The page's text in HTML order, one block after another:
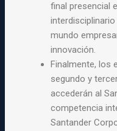
final presencial
mundo
innovación.
Finalmente, los
segundo y
accederán al
competencia
Santander